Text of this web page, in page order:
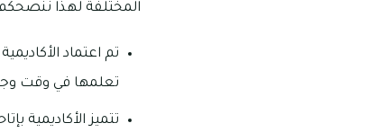
المختلفة لهذا
تم اعتماد
تعلمها في وقت
تتميز الأكاديمية